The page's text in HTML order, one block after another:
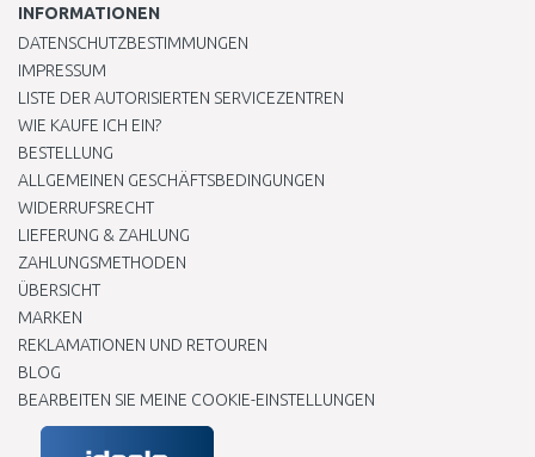
INFORMATIONEN
DATENSCHUTZBESTIMMUNGEN
IMPRESSUM
LISTE DER AUTORISIERTEN SERVICEZENTREN
WIE KAUFE ICH EIN?
BESTELLUNG
ALLGEMEINEN GESCHÄFTSBEDINGUNGEN
WIDERRUFSRECHT
LIEFERUNG & ZAHLUNG
ZAHLUNGSMETHODEN
ÜBERSICHT
MARKEN
REKLAMATIONEN UND RETOUREN
BLOG
BEARBEITEN SIE MEINE COOKIE-EINSTELLUNGEN